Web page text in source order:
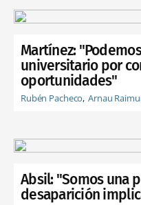
Martínez:
universitario por
oportunidades"
Rubén Pacheco Arnau
Absil: "Somos una
desaparición